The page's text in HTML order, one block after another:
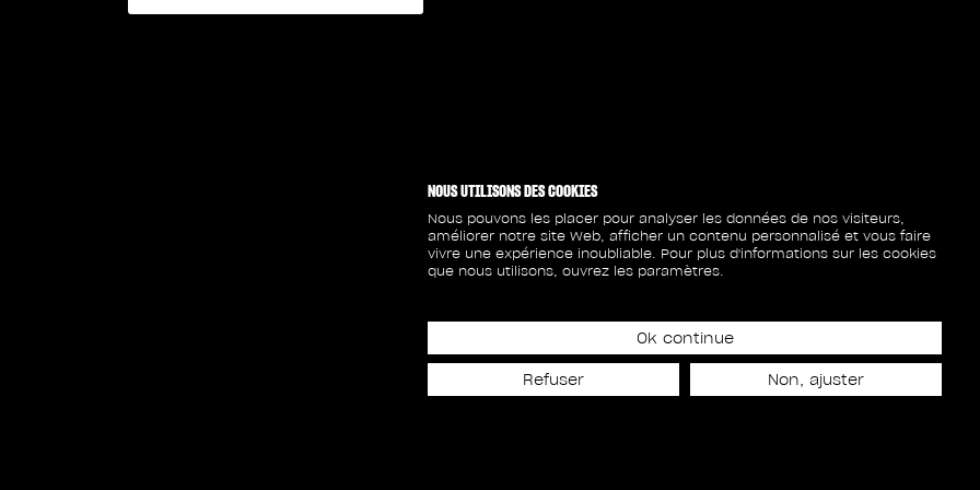
NOUS UTILISONS DES COOKIES
Nous pouvons les placer pour analyser les données de nos visiteurs,
améliorer notre site Web, afficher un contenu personnalisé et vous faire
vivre une expérience inoubliable. Pour plus d'informations sur les cookies
que nous utilisons, ouvrez les paramètres.
Ok continue
Refuser Non, ajuster